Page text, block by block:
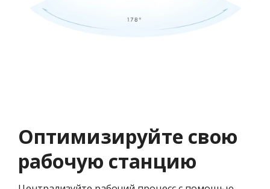
Оптимизируйте свою
рабочую станцию